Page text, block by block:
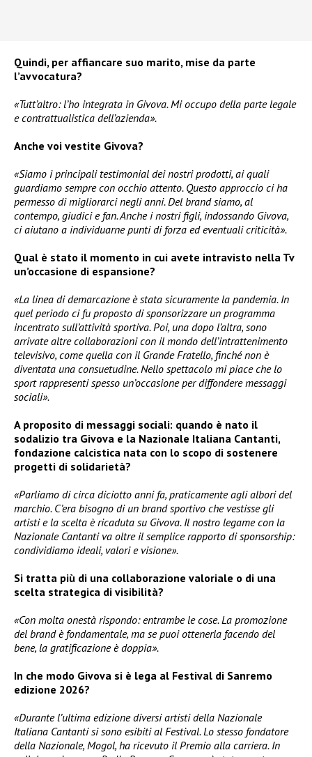
Quindi, per affiancare suo marito, mise da parte
l’avvocatura?
«Tutt’altro: l’ho integrata in Givova. Mi occupo della parte legale
e contrattualistica dell’azienda».
Anche voi vestite Givova?
«Siamo i principali testimonial dei nostri prodotti, ai quali
guardiamo sempre con occhio attento. Questo approccio ci ha
permesso di migliorarci negli anni. Del brand siamo, al
contempo, giudici e fan. Anche i nostri figli, indossando Givova,
ci aiutano a individuarne punti di forza ed eventuali criticità».
Qual è stato il momento in cui avete intravisto nella Tv
un’occasione di espansione?
«La linea di demarcazione è stata sicuramente la pandemia. In
quel periodo ci fu proposto di sponsorizzare un programma
incentrato sull’attività sportiva. Poi, una dopo l’altra, sono
arrivate altre collaborazioni con il mondo dell’intrattenimento
televisivo, come quella con il Grande Fratello, finché non è
diventata una consuetudine. Nello spettacolo mi piace che lo
sport rappresenti spesso un’occasione per diffondere messaggi
sociali».
A proposito di messaggi sociali: quando è nato il
sodalizio tra Givova e la Nazionale Italiana Cantanti,
fondazione calcistica nata con lo scopo di sostenere
progetti di solidarietà?
«Parliamo di circa diciotto anni fa, praticamente agli albori del
marchio. C’era bisogno di un brand sportivo che vestisse gli
artisti e la scelta è ricaduta su Givova. Il nostro legame con la
Nazionale Cantanti va oltre il semplice rapporto di sponsorship:
condividiamo ideali, valori e visione».
Si tratta più di una collaborazione valoriale o di una
scelta strategica di visibilità?
«Con molta onestà rispondo: entrambe le cose. La promozione
del brand è fondamentale, ma se puoi ottenerla facendo del
bene, la gratificazione è doppia».
In che modo Givova si è lega al Festival di Sanremo
edizione 2026?
«Durante l’ultima edizione diversi artisti della Nazionale
Italiana Cantanti si sono esibiti al Festival. Lo stesso fondatore
della Nazionale, Mogol, ha ricevuto il Premio alla carriera. In